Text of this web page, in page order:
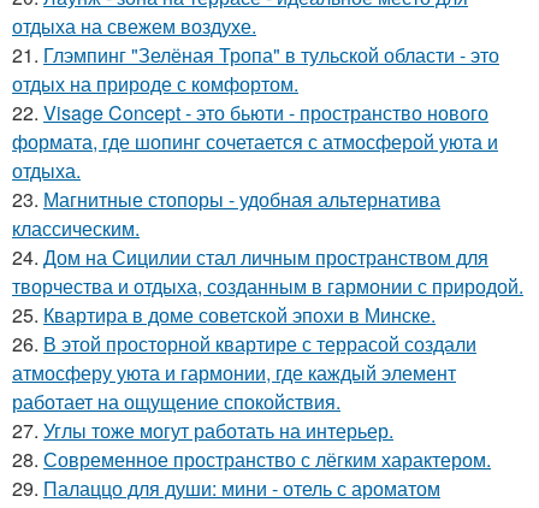
отдыха на свежем воздухе.
21. Глэмпинг "Зелёная Тропа" в тульской области - это
отдых на природе с комфортом.
22. Visage Concept - это бьюти - пространство нового
формата, где шопинг сочетается с атмосферой уюта и
отдыха.
23. Магнитные стопоры - удобная альтернатива
классическим.
24. Дом на Сицилии стал личным пространством для
творчества и отдыха, созданным в гармонии с природой.
25. Квартира в доме советской эпохи в Минске.
26. В этой просторной квартире с террасой создали
атмосферу уюта и гармонии, где каждый элемент
работает на ощущение спокойствия.
27. Углы тоже могут работать на интерьер.
28. Современное пространство с лёгким характером.
29. Палаццо для души: мини - отель с ароматом